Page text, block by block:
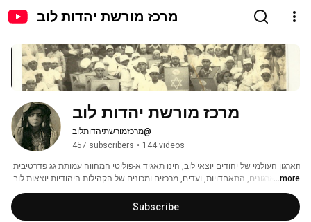
מרכז מורשת יהדות לוב
מרכז מורשת יהדות לוב
@מרכזמורשתיהדותלוב
457 subscribers • 144 videos
והיעדים לשימור ולטיפוח מורשתם והנחלתה, ולהוות כתובת לכל בני הקהילה. ארגון
הפועל עפי כל כללי מנהל תקין ותקנון מאושר, אסיפה כללית וועד מנהל, על טהרת
...more
Subscribe